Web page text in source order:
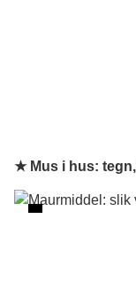
★ Mus i hus: